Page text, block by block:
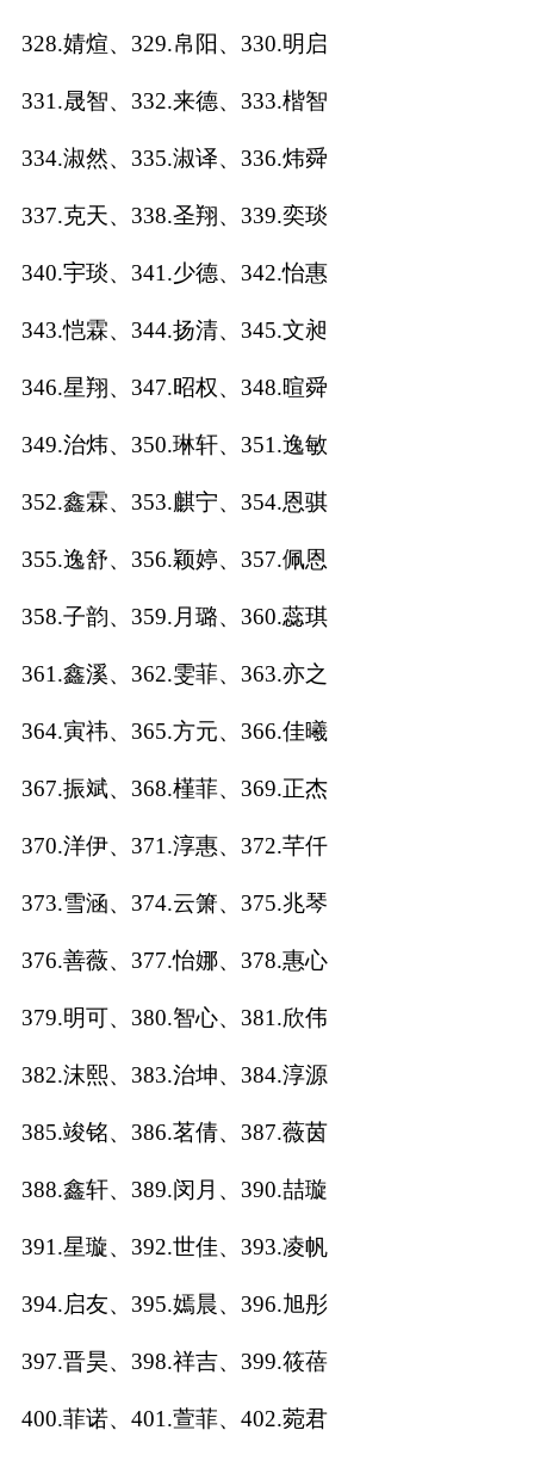
328.婧煊、329.帛阳、330.明启
331.晟智、332.来德、333.楷智
334.淑然、335.淑译、336.炜舜
337.克天、338.圣翔、339.奕琰
340.宇琰、341.少德、342.怡惠
343.恺霖、344.扬清、345.文昶
346.星翔、347.昭权、348.暄舜
349.治炜、350.琳轩、351.逸敏
352.鑫霖、353.麒宁、354.恩骐
355.逸舒、356.颖婷、357.佩恩
358.子韵、359.月璐、360.蕊琪
361.鑫溪、362.雯菲、363.亦之
364.寅祎、365.方元、366.佳曦
367.振斌、368.槿菲、369.正杰
370.洋伊、371.淳惠、372.芊仟
373.雪涵、374.云箫、375.兆琴
376.善薇、377.怡娜、378.惠心
379.明可、380.智心、381.欣伟
382.沫熙、383.治坤、384.淳源
385.竣铭、386.茗倩、387.薇茵
388.鑫轩、389.闵月、390.喆璇
391.星璇、392.世佳、393.凌帆
394.启友、395.嫣晨、396.旭彤
397.晋昊、398.祥吉、399.筱蓓
400.菲诺、401.萱菲、402.菀君